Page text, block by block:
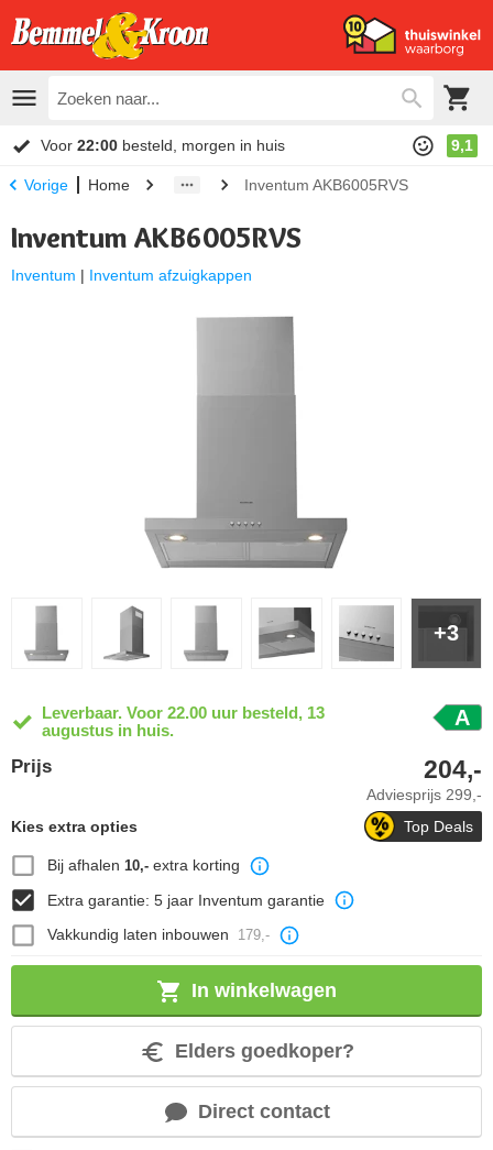
Voor 22:00 besteld, morgen in huis 9,1
Vorige Home Inventum AKB6005RVS
Inventum AKB6005RVS
Inventum | Inventum afzuigkappen
+3
Leverbaar. Voor 22.00 uur besteld, 13
augustus in huis.
A
Prijs
Adviesprijs 299,-
204,-
Top Deals
Kies extra opties
Bij afhalen 10,-extra korting
Extra garantie: 5 jaar Inventum garantie
Vakkundig laten inbouwen
179,-
In winkelwagen
Elders goedkoper?
Direct contact